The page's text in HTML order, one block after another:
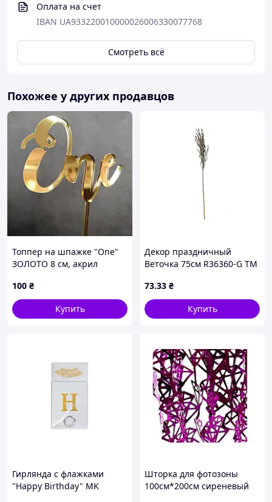
Оплата на счет
IBAN UA933220010000026006330077768
Смотреть всё
Похожее у других продавцов
Топпер на шпажке "One"
ЗОЛОТО 8 см, акрил
100 ₴
Купить
Декор праздничный
Веточка 75см R36360-G ТМ
73.33 ₴
Купить
Гирлянда с флажками
"Happy Birthday" MK
Шторка для фотозоны
100см*200см сиреневый